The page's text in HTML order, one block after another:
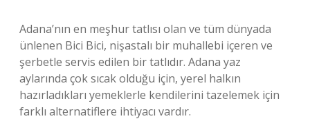
Adana’nın en meşhur tatlısı olan ve tüm dünyada
ünlenen Bici Bici, nişastalı bir muhallebi içeren ve
şerbetle servis edilen bir tatlıdır. Adana yaz
aylarında çok sıcak olduğu için, yerel halkın
hazırladıkları yemeklerle kendilerini tazelemek için
farklı alternatiflere ihtiyacı vardır.